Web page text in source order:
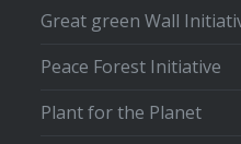
Great green Wall
Peace Forest Initiative
Plant for the Planet